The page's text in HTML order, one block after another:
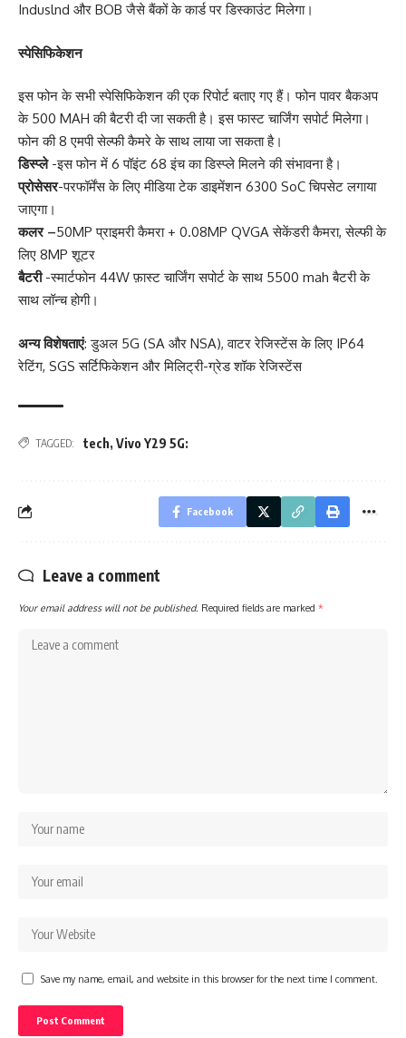
Induslnd और BOB जैसे बैंकों के कार्ड पर डिस्काउंट मिलेगा।
स्पेसिफिकेशन
इस फोन के सभी स्पेसिफिकेशन की एक रिपोर्ट बताए गए हैं। फोन पावर बैकअप
के 500 MAH की बैटरी दी जा सकती है। इस फास्ट चार्जिंग सपोर्ट मिलेगा।
फोन की 8 एमपी सेल्फी कैमरे के साथ लाया जा सकता है।
डिस्प्ले -इस फोन में 6 पॉइंट 68 इंच का डिस्प्ले मिलने की संभावना है।
प्रोसेसर-परफॉर्मेंस के लिए मीडिया टेक डाइमेंशन 6300 SoC चिपसेट लगाया
जाएगा।
कलर –50MP प्राइमरी कैमरा + 0.08MP QVGA सेकेंडरी कैमरा, सेल्फी के
लिए 8MP शूटर
बैटरी-स्मार्टफोन 44W फ़ास्ट चार्जिंग सपोर्ट के साथ 5500 mah बैटरी के
साथ लॉन्च होगी।
अन्य विशेषताएं: डुअल 5G (SA और NSA), वाटर रेजिस्टेंस के लिए IP64
रेटिंग, SGS सर्टिफिकेशन और मिलिट्री-ग्रेड शॉक रेजिस्टेंस
TAGGED: tech, Vivo Y29 5G:
Facebook
Leave a comment
Your email address will not be published. Required fields are marked *
Save my name, email, and website in this browser for the next time I comment.